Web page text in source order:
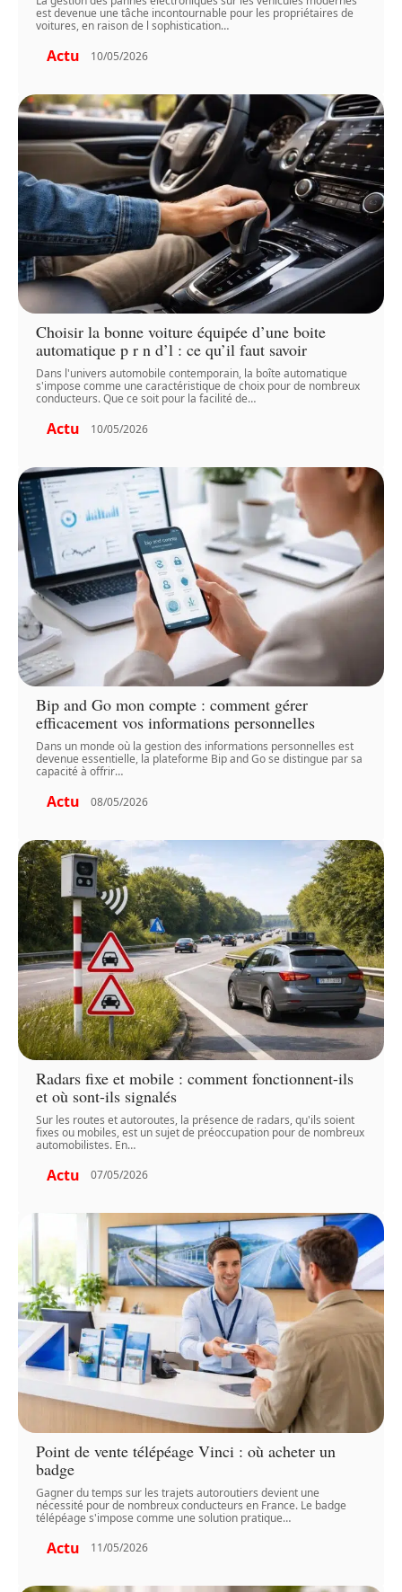
est devenue une tâche incontournable pour les propriétaires de
voitures, en raison de l sophistication…
Actu 10/05/2026
Choisir la bonne voiture équipée d’une boite
automatique p r n d’l : ce qu’il faut savoir
Dans l'univers automobile contemporain, la boîte automatique
s'impose comme une caractéristique de choix pour de nombreux
conducteurs. Que ce soit pour la facilité de…
Actu 10/05/2026
Bip and Go mon compte : comment gérer
efficacement vos informations personnelles
Dans un monde où la gestion des informations personnelles est
devenue essentielle, la plateforme Bip and Go se distingue par sa
capacité à offrir…
Actu 08/05/2026
Radars fixe et mobile : comment fonctionnent-ils
et où sont-ils signalés
Sur les routes et autoroutes, la présence de radars, qu'ils soient
fixes ou mobiles, est un sujet de préoccupation pour de nombreux
automobilistes. En…
Actu 07/05/2026
Point de vente télépéage Vinci : où acheter un
badge
Gagner du temps sur les trajets autoroutiers devient une
nécessité pour de nombreux conducteurs en France. Le badge
télépéage s'impose comme une solution pratique…
Actu 11/05/2026